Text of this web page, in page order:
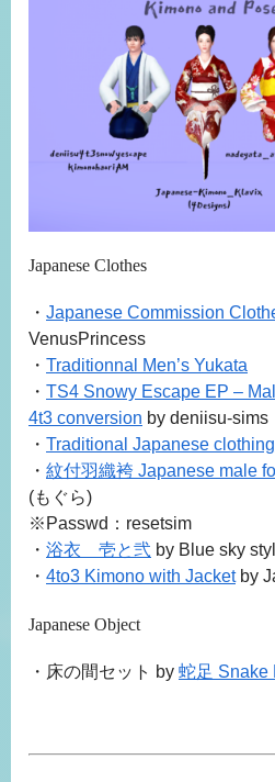
Japanese Clothes
・ Japanese Commission
VenusPrincess
・ Traditionnal Men’s Yukata
・ TS4 Snowy Escape EP –
4t3 conversion by deniisu-sims
・ Traditional Japanese
・ 紋付羽織袴 Japanese male
(もぐら)
※Passwd：resetsim
・ 浴衣 壱と弐 by Blue sky
・ 4to3 Kimono with Jacketby
Japanese Object
・床の間セット by 蛇足 Snake